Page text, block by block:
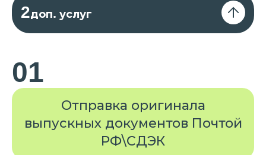
2доп. услуг
01
Отправка оригинала
выпускных документов Почтой
РФ\СДЭК